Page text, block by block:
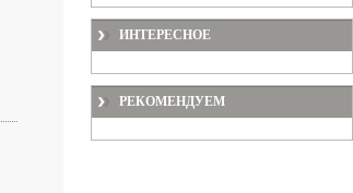
ИНТЕРЕСНОЕ
РЕКОМЕНДУЕМ